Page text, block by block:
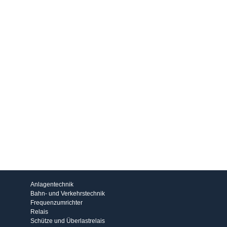
Anlagentechnik
Bahn- und Verkehrstechnik
Frequenzumrichter
Relais
Schütze und Überlastrelais